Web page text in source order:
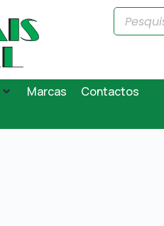
Marcas Contactos